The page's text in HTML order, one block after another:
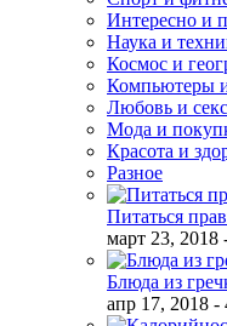
Интересно и
Наука и
Космос и
Компьютеры
Любовь и секс
Мода и
Красота и
Разное
Питаться
март 23, 2018
Блюда из
апр 17, 2018 -